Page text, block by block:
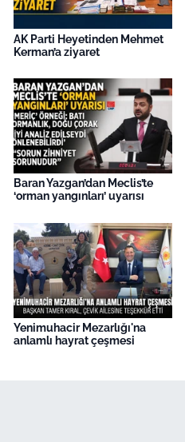
AK Parti Heyetinden Mehmet
Kerman’a ziyaret
Baran Yazgan’dan Meclis’te
‘orman yangınları’ uyarısı
Yenimuhacir Mezarlığı'na
anlamlı hayrat çeşmesi